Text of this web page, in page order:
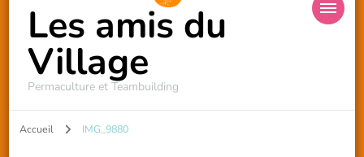
Les amis du
Village
Permaculture et Teambuilding
Accueil IMG_9880